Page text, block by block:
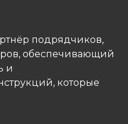
подрядчиков,
обеспечивающий
и
которые